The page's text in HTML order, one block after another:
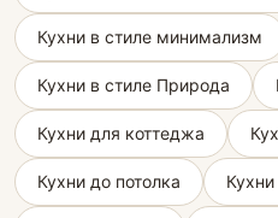
Кухни в стиле минимализм
Кухни в стиле Природа
Кухни для коттеджа
Кухни до потолка